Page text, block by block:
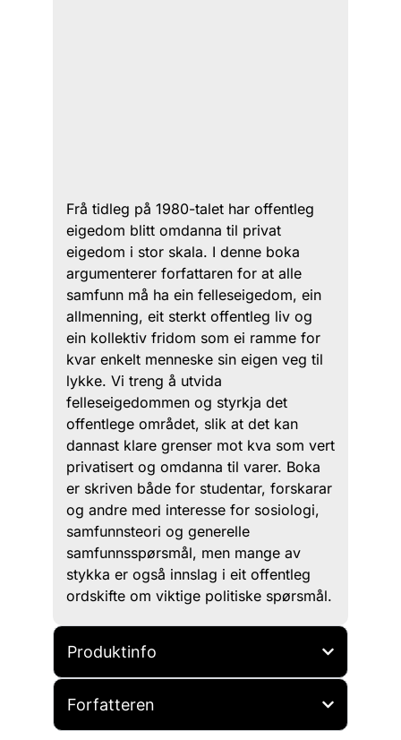
Frå tidleg på 1980-talet har offentleg
eigedom blitt omdanna til privat
eigedom i stor skala. I denne boka
argumenterer forfattaren for at alle
samfunn må ha ein felleseigedom, ein
allmenning, eit sterkt offentleg liv og
ein kollektiv fridom som ei ramme for
kvar enkelt menneske sin eigen veg til
lykke. Vi treng å utvida
felleseigedommen og styrkja det
offentlege området, slik at det kan
dannast klare grenser mot kva som vert
privatisert og omdanna til varer. Boka
er skriven både for studentar, forskarar
og andre med interesse for sosiologi,
samfunnsteori og generelle
samfunnsspørsmål, men mange av
stykka er også innslag i eit offentleg
ordskifte om viktige politiske spørsmål.
Produktinfo
Forfatteren